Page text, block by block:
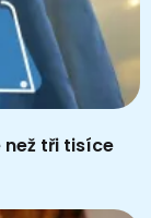
tři tisíce